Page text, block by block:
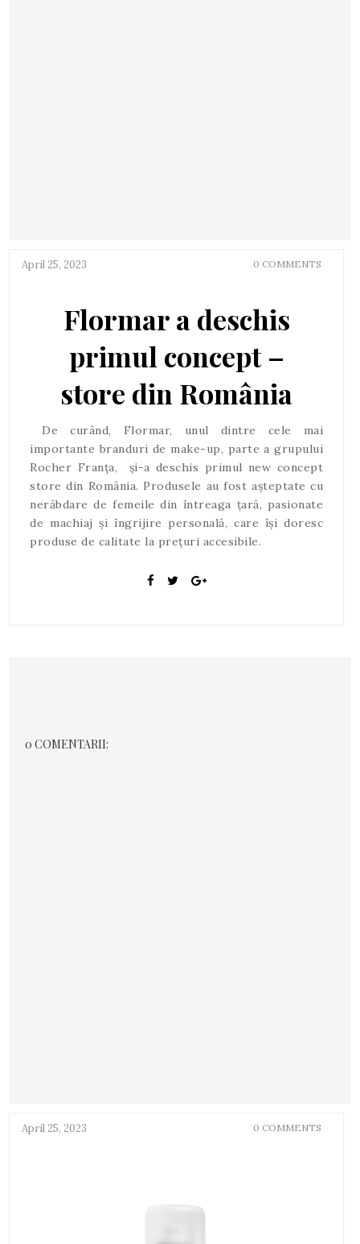
April 25, 2023 0 COMMENTS
Flormar a deschis
primul concept –
store din România
De curând, Flormar, unul dintre cele mai
importante branduri de make-up, parte a grupului
Rocher Franța, și-a deschis primul new concept
store din România. Produsele au fost așteptate cu
nerăbdare de femeile din întreaga țară, pasionate
de machiaj și îngrijire personală, care își doresc
produse de calitate la prețuri accesibile.
0 COMENTARII:
April 25, 2023 0 COMMENTS